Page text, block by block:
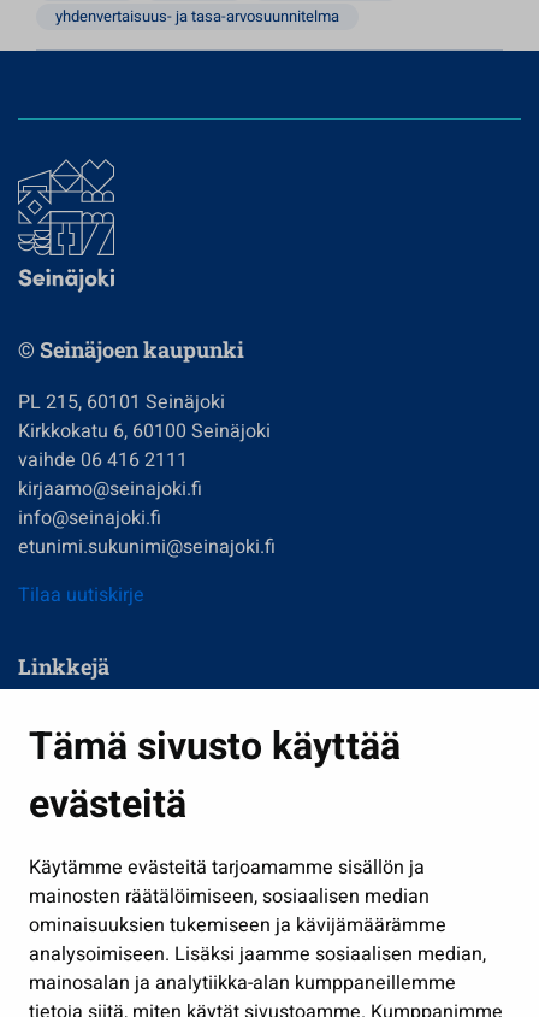
Tämä sivusto käyttää
evästeitä
Käytämme evästeitä tarjoamamme sisällön ja
mainosten räätälöimiseen, sosiaalisen median
ominaisuuksien tukemiseen ja kävijämäärämme
analysoimiseen. Lisäksi jaamme sosiaalisen median,
mainosalan ja analytiikka-alan kumppaneillemme
yhdenvertaisuus- ja tasa-arvosuunnitelma
© Seinäjoen kaupunki
PL 215, 60101 Seinäjoki
Kirkkokatu 6, 60100 Seinäjoki
vaihde 06 416 2111
kirjaamo@seinajoki.fi
info@seinajoki.fi
etunimi.sukunimi@seinajoki.fi
Tilaa uutiskirje
Linkkejä
Kasvatus ja opetus
Kulttuuri ja liikunta
Työ ja yrittäminen
Osallistu ja asioi
Näytä omat evästeasetukseni